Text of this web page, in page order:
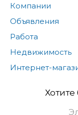
Компании
Объявления
Работа
Недвижимость
Интернет-